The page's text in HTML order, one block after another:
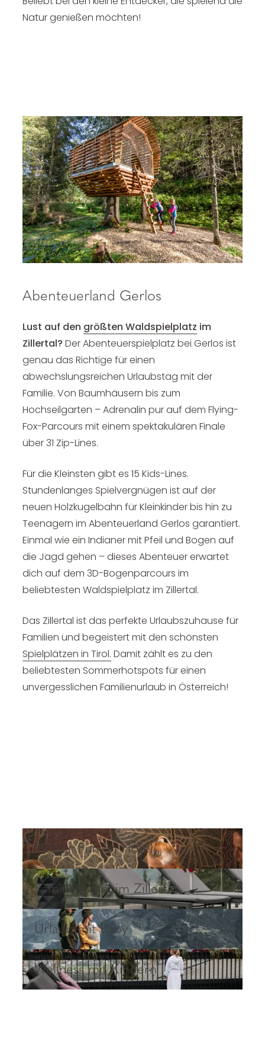
Natur genießen möchten!
Abenteuerland Gerlos
Lust auf den größten Waldspielplatz im
Zillertal? Der Abenteuerspielplatz bei Gerlos ist
genau das Richtige für einen
abwechslungsreichen Urlaubstag mit der
Familie. Von Baumhäusern bis zum
Hochseilgarten – Adrenalin pur auf dem Flying-
Fox-Parcours mit einem spektakulären Finale
über 31 Zip-Lines.
Für die Kleinsten gibt es 15 Kids-Lines.
Stundenlanges Spielvergnügen ist auf der
neuen Holzkugelbahn für Kleinkinder bis hin zu
Teenagern im Abenteuerland Gerlos garantiert.
Einmal wie ein Indianer mit Pfeil und Bogen auf
die Jagd gehen – dieses Abenteuer erwartet
dich auf dem 3D-Bogenparcours im
beliebtesten Waldspielplatz im Zillertal.
Das Zillertal ist das perfekte Urlaubszuhause für
Familien und begeistert mit den schönsten
Spielplätzen in Tirol. Damit zählt es zu den
beliebtesten Sommerhotspots für einen
unvergesslichen Familienurlaub in Österreich!
Indoor Fun im Hotel
Indoor Fun im Hotel
Familienhotel im Zillertal
Familienhotel im Zillertal
Urlaub mit Baby
Urlaub mit Baby
Wellness mit Kindern
Wellness mit Kindern